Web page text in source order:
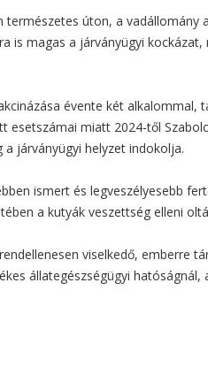
úton, a vadállomány
is magas a járványügyi
évente két alkalommal,
esetszámai miatt 2024-től
járványügyi helyzet indokolja.
ismert és legveszélyesebb
a kutyák veszettség elleni
viselkedő, emberre
állategészségügyi